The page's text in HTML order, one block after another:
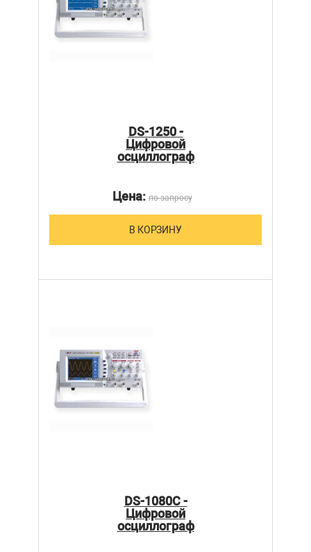
DS-1250 -
Цифровой
осциллограф
Цена:по запросу
В КОРЗИНУ
DS-1080C -
Цифровой
осциллограф